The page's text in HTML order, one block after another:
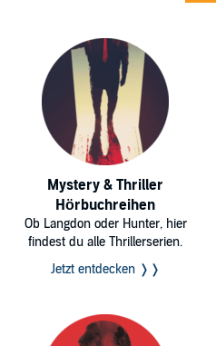
Mystery & Thriller
Hörbuchreihen
Ob Langdon oder Hunter, hier
findest du alle Thrillerserien.
Jetzt entdecken ❭❭